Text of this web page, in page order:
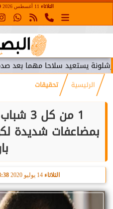
الثلاثاء
سلاحا مهما بعد صدمة كأس
الرئيسية تحقيقات
1 من
بمضاعفات شديدة
الثلاثاء 14 يوليو 2020